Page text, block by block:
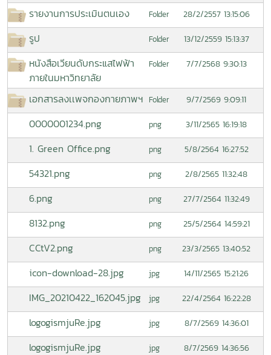
รายงานการประเมินตนเอง Folder 28/2/2557 13:15:06
รูป Folder 13/12/2559 15:13:37
หนังสือเวียนดับกระแสไฟฟ้า
ภายในมหาวิทยาลัย
Folder 7/7/2568 9:30:13
เอกสารลงเเพจกองกายภาพฯ Folder 9/7/2569 9:09:11
0000001234.png png 3/11/2565 16:19:18
1. Green Office.png png 5/8/2564 16:27:52
54321.png png 2/8/2565 11:32:48
6.png png 27/7/2564 11:32:49
8132.png png 25/5/2564 14:59:21
CCtV2.png png 23/3/2565 13:40:52
icon-download-28.jpg jpg 14/11/2565 15:21:26
IMG_20210422_162045.jpg jpg 22/4/2564 16:22:28
logogismjuRe.jpg jpg 8/7/2569 14:36:01
logogismjuRe.jpg jpg 8/7/2569 14:36:56